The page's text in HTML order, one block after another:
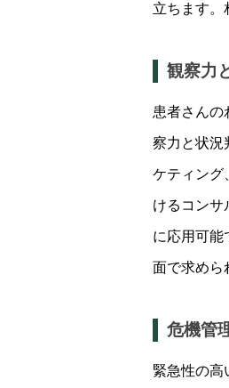
立ちます。
観察力
患者さんの
察力と状況
ケティング
けるコンサ
に応用可能
面で求めら
危機管
緊急性の高